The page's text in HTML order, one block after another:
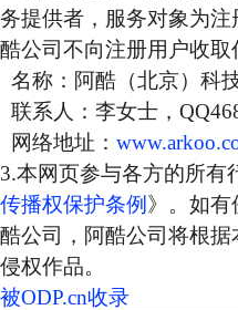
务提供者，服务对象为
酷公司不向注册用户收取
名称：阿酷（北京）科
联系人：李女士，
网络地址：
3.本网页参与各方的所有
传播权保护条例》。如有
酷公司，阿酷公司将根
侵权作品。
被ODP.cn收录